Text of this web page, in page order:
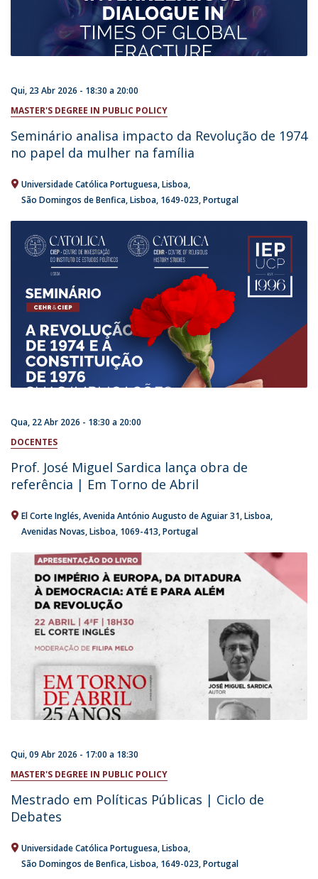
Qui, 23 Abr 2026 - 18:30 a 20:00
MASTER'S DEGREE IN PUBLIC POLICY
Seminário analisa impacto da Revolução de 1974
no papel da mulher na família
Universidade Católica Portuguesa Lisboa
São Domingos de Benfica, Lisboa 1649-023 Portugal
Qua, 22 Abr 2026 - 18:30 a 20:00
DOCENTES
Prof. José Miguel Sardica lança obra de
referência | Em Torno de Abril
El Corte Inglés Avenida António Augusto de Aguiar 31 Lisboa
Avenidas Novas, Lisboa 1069-413 Portugal
Qui, 09 Abr 2026 - 17:00 a 18:30
MASTER'S DEGREE IN PUBLIC POLICY
Mestrado em Políticas Públicas | Ciclo de
Debates
Universidade Católica Portuguesa Lisboa
São Domingos de Benfica, Lisboa 1649-023 Portugal